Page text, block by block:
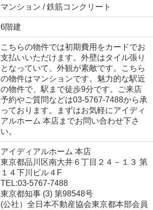
マンション / 鉄筋コンクリート
6階建
こちらの物件では初期費用をカードでお
支払いいただけます。外壁はタイル張り
となっていて、外観が素敵です。こちら
の物件はマンションです。魅力的な駅近
の物件で、駅まで徒歩9分です。ご来店
予約やご質問などは03-5767-7488から承
っております。まずはお気軽にアイディ
アルホーム 本店までお問い合わせ下さ
い。
アイディアルホーム 本店
東京都品川区南大井６丁目２４－１３ 第
１４下川ビル４F
TEL:03-5767-7488
東京都知事 (3) 第98548号
(公社）全日本不動産協会東京都本部会員